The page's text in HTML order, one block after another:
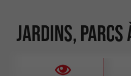
Jardins, Parcs